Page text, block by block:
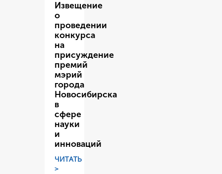
Извещение
о
проведении
конкурса
на
присуждение
премий
мэрий
города
Новосибирска
в
сфере
науки
и
инноваций
ЧИТАТЬ
>